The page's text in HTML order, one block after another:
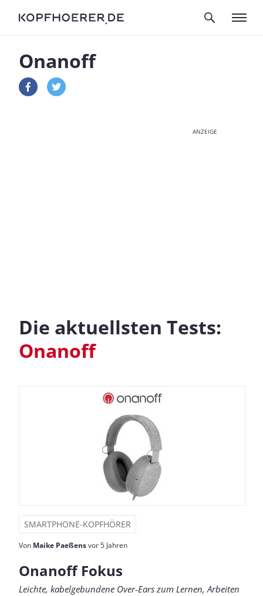
Onanoff
ANZEIGE
Die aktuellsten Tests:
Onanoff
SMARTPHONE-KOPFHÖRER
Von Maike Paeßensvor 5 Jahren
Onanoff Fokus
Leichte, kabelgebundene Over-Ears zum Lernen, Arbeiten